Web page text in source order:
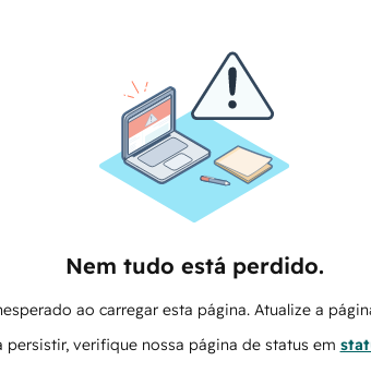
Nem tudo está perdido.
ao carregar esta página. Atualize a
persistir, verifique nossa página de status em